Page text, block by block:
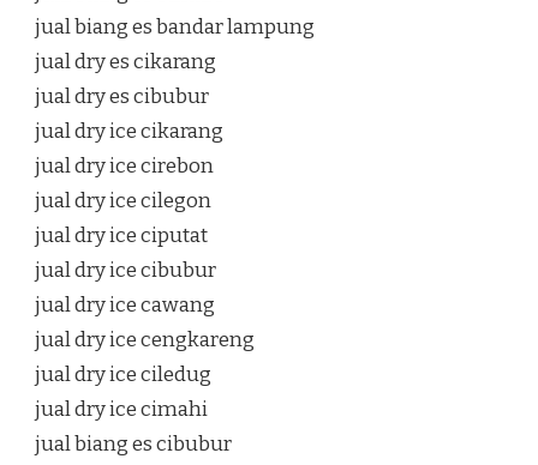
jual biang es bandar lampung
jual dry es cikarang
jual dry es cibubur
jual dry ice cikarang
jual dry ice cirebon
jual dry ice cilegon
jual dry ice ciputat
jual dry ice cibubur
jual dry ice cawang
jual dry ice cengkareng
jual dry ice ciledug
jual dry ice cimahi
jual biang es cibubur